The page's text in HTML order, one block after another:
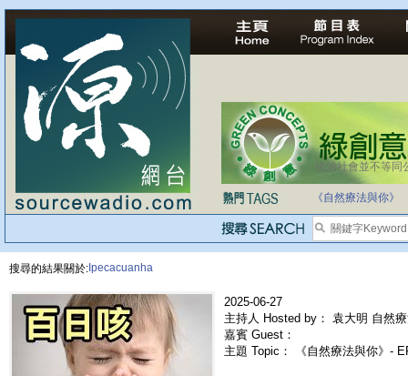
法治社會並不等同
自家教育合法化-
《自然療法與你》
搜尋的結果關於: Ipecacuanha
2025-06-27
主持人 Hosted by： 袁大明 自然
嘉賓 Guest：
主題 Topic： 《自然療法與你》-